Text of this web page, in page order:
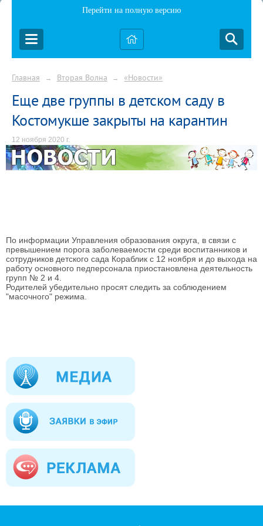
Перейти на полную версию
Главная → Вторая Волна → «Новости»
Еще две группы в детском саду в
Костомукше закрыты на карантин
12 ноября 2020 г.
По информации Управления образования округа, в связи с
превышением порога заболеваемости среди воспитанников и
сотрудников детского сада Кораблик с 12 ноября и до выхода на
работу основного педперсонала приостановлена деятельность
групп № 2 и 4.
Родителей убедительно просят следить за соблюдением
"масочного" режима.